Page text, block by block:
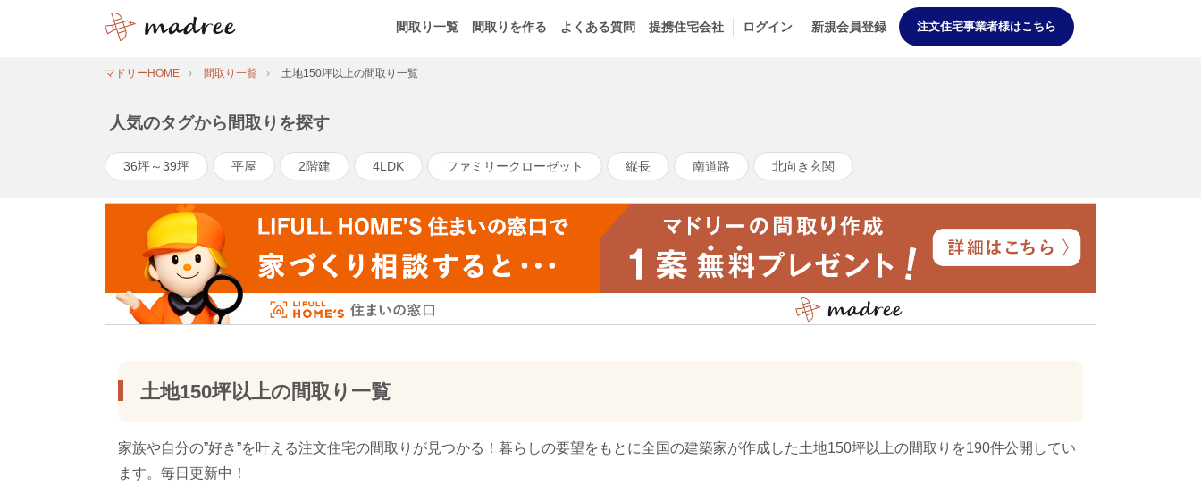
間取り一覧 間取りを作る よくある質問 提携住宅会社 ログイン 新規会員登録 注文住宅事業者様はこちら
マドリーHOME 間取り一覧 土地150坪以上の間取り一覧
人気のタグから間取りを探す
36坪～39坪 平屋 2階建 4LDK ファミリークローゼット 縦長 南道路 北向き玄関
土地150坪以上の間取り一覧
家族や自分の”好き”を叶える注文住宅の間取りが見つかる！暮らしの要望をもとに全国の建築家が作成した土地150坪以上の間取りを190件公開してい
ます。毎日更新中！